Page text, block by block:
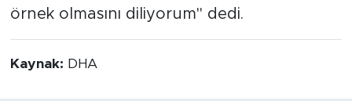
örnek olmasını diliyorum" dedi.
Kaynak: DHA